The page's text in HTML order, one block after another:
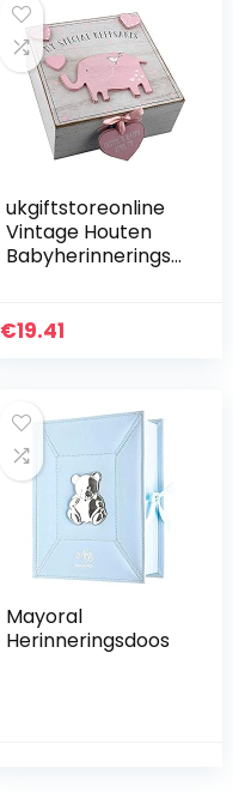
Geboortegeschen
k 100 cm Groot,
Dubbelzijdig
Bedrukt
ukgiftstoreonline
Vintage Houten
Babyherinneringsd
€19.41
Mayoral
Herinneringsdoos